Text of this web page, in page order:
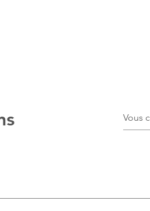
le couple impose un formalisme